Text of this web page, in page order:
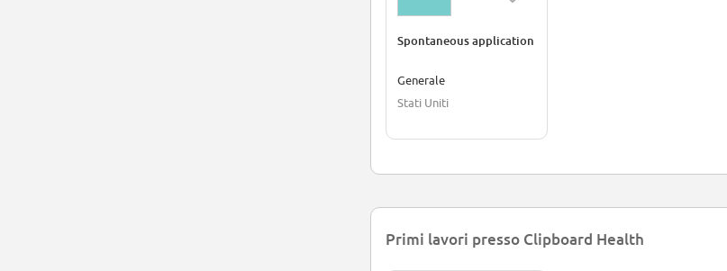
Spontaneous application
Generale
Stati Uniti
Primi lavori presso Clipboard Health